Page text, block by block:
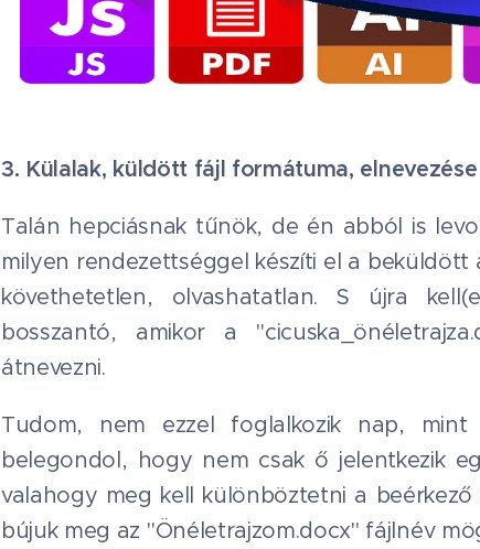
3. Külalak, küldött fájl formátuma, elnevezése
Talán hepciásnak tűnök, de én abból is
milyen rendezettséggel készíti el a beküldött
követhetetlen, olvashatatlan. S újra
bosszantó, amikor a
átnevezni.
Tudom, nem ezzel foglalkozik nap,
belegondol, hogy nem csak ő jelentkezik
valahogy meg kell különböztetni a
bújuk meg az "Önéletrajzom.docx" fájlnév